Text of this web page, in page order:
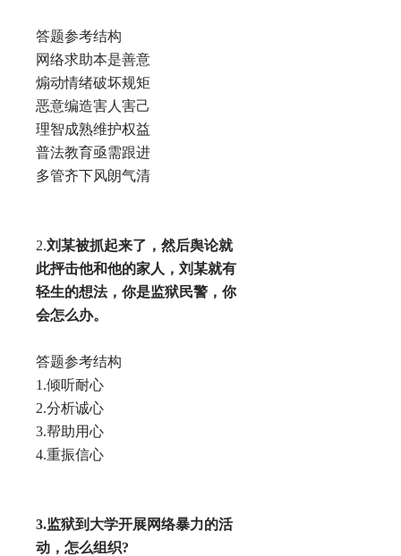
答题参考结构
网络求助本是善意
煽动情绪破坏规矩
恶意编造害人害己
理智成熟维护权益
普法教育亟需跟进
多管齐下风朗气清
2.刘某被抓起来了，然后舆论就
此抨击他和他的家人，刘某就有
轻生的想法，你是监狱民警，你
会怎么办。
答题参考结构
1.倾听耐心
2.分析诚心
3.帮助用心
4.重振信心
3.监狱到大学开展网络暴力的活
动，怎么组织?